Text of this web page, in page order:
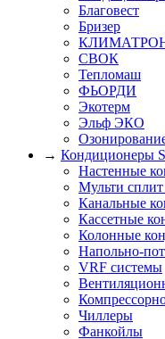
Благовест
Бризер
СВОК
Тепломаш
ФЬОРДИ
Экотерм
Эльф ЭКО
→ Кондиционеры
Настенные
Мульти
Канальные
Кассетные
Колонные
Напольно-
VRF системы
Чиллеры
Фанкойлы